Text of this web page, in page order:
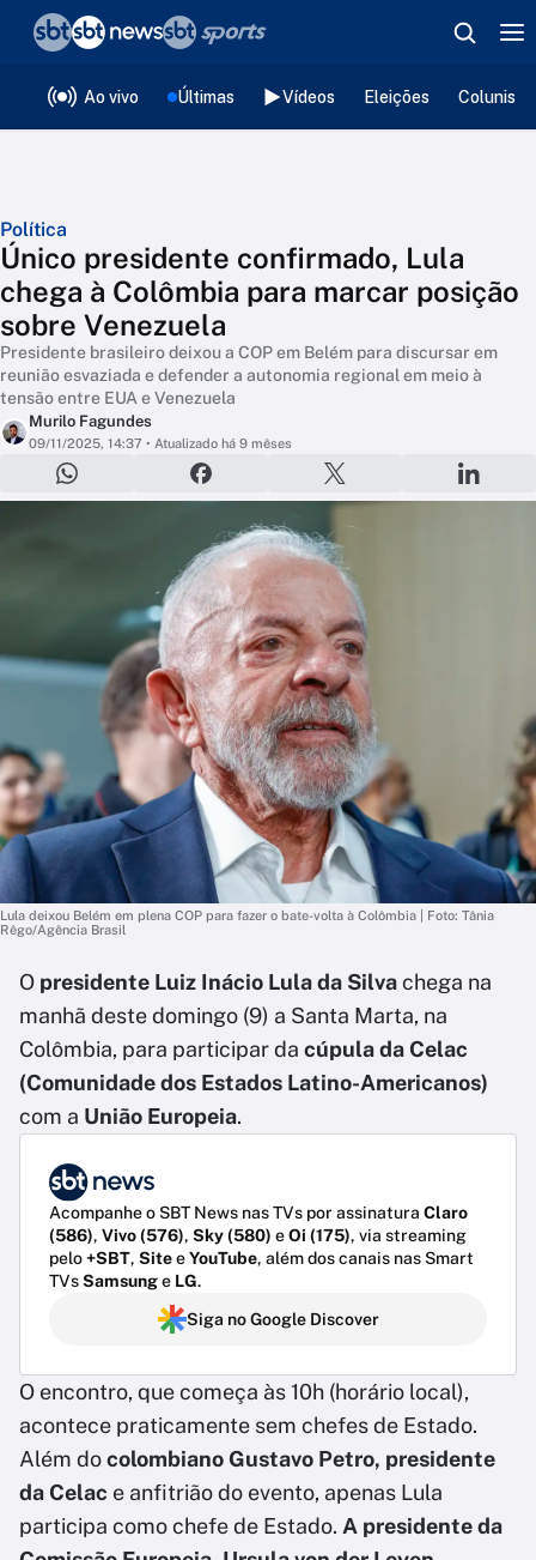
Ao vivo Últimas Vídeos Eleições
Política
Único presidente confirmado, Lula
chega à Colômbia para marcar posição
sobre Venezuela
Presidente brasileiro deixou a COP em Belém para discursar em
reunião esvaziada e defender a autonomia regional em meio à
tensão entre EUA e Venezuela
Murilo Fagundes
09/11/2025, 14:37 • Atualizado há 9 mêses
Lula deixou Belém em plena COP para fazer o bate-volta à Colômbia | Foto: Tânia
Rêgo/Agência Brasil
O presidente Luiz Inácio Lula da Silvachega na
manhã deste domingo (9) a Santa Marta, na
Colômbia, para participar da cúpula da Celac
(Comunidade dos Estados Latino-Americanos)
com a União Europeia.
Acompanhe o SBT News nas TVs por assinatura Claro
(586), Vivo (576), Sky (580) eOi (175), via streaming
pelo+SBT, SiteeYouTube, além dos canais nas Smart
TVsSamsunge LG.
Siga no Google Discover
O encontro, que começa às 10h (horário local),
acontece praticamente sem chefes de Estado.
Além docolombiano Gustavo Petro, presidente
da Celac e anfitrião do evento, apenas Lula
participa como chefe de Estado. A presidente da
❮voltar
Editorias